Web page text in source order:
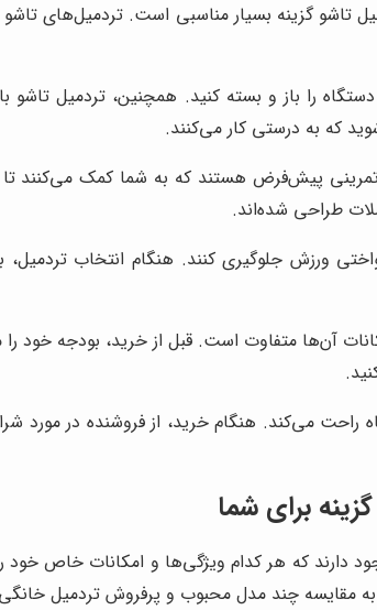
تاشو گزینه بسیار مناسبی است. تردمیل‌های
را باز و بسته کنید. همچنین، تردمیل تاشو
که به درستی کار می‌کنند.
تمرینی پیش‌فرض هستند که به شما کمک می‌کنند
طراحی شده‌اند.
ورزش جلوگیری کنند. هنگام انتخاب
آن‌ها متفاوت است. قبل از خرید، بودجه خود
راحت می‌کند. هنگام خرید، از فروشنده در
برای شما
دارند که هر کدام ویژگی‌ها و امکانات خاص
چند مدل محبوب و پرفروش تردمیل خانگی